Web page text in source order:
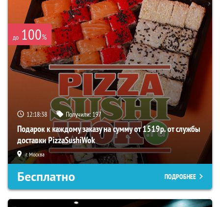
до 100%
12:18:37 Получили:197
Подарок к каждому заказу на сумму от 1519р. от службы
доставки PizzaSushiWok
г. Москва
Бесплатно ПОДРОБНЕЕ